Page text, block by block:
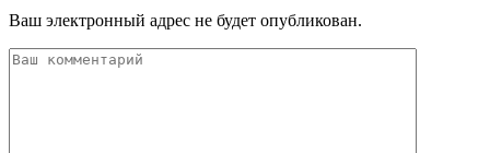
Ваш электронный адрес не будет опубликован.